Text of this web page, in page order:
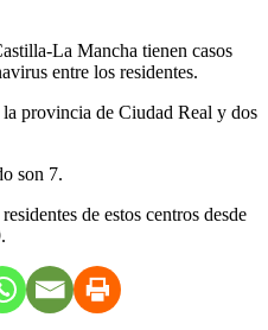
La Mancha tienen casos
entre los residentes.
provincia de Ciudad Real y dos
son 7.
de estos centros desde